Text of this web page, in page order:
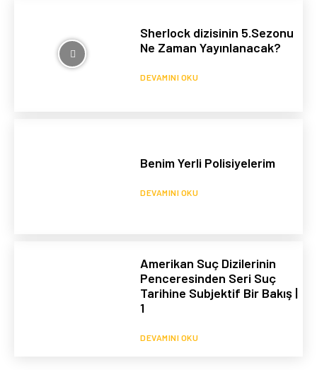
Sherlock dizisinin 5.Sezonu
Ne Zaman Yayınlanacak?
DEVAMINI OKU
Benim Yerli Polisiyelerim
DEVAMINI OKU
Amerikan Suç Dizilerinin
Penceresinden Seri Suç
Tarihine Subjektif Bir Bakış |
1
DEVAMINI OKU